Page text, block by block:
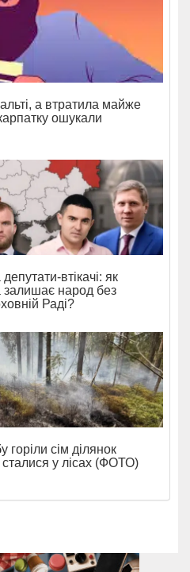
а втратила майже
ошукали
втікачі: як
народ без
Раді?
горіли сім ділянок
у лісах (ФОТО)